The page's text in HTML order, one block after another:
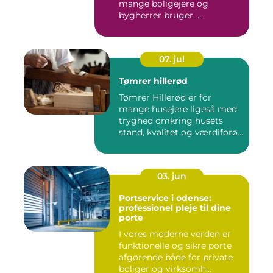
mange boligejere og
bygherrer bruger, ...
07. jul
Tømrer hillerød
Tømrer Hillerød er for
mange husejere ligeså med
tryghed omkring husets
stand, kvalitet og værdiforø...
03. jun
Portservice i odense:
professionel pleje til dine
porte
I vores moderne verden er
funktionelle og sikre porte
afgørende både for private
boliger og virksomh...